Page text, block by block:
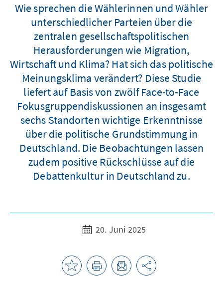
Wie sprechen die Wählerinnen und Wähler
unterschiedlicher Parteien über die
zentralen gesellschaftspolitischen
Herausforderungen wie Migration,
Wirtschaft und Klima? Hat sich das politische
Meinungsklima verändert? Diese Studie
liefert auf Basis von zwölf Face-to-Face
Fokusgruppendiskussionen an insgesamt
sechs Standorten wichtige Erkenntnisse
über die politische Grundstimmung in
Deutschland. Die Beobachtungen lassen
zudem positive Rückschlüsse auf die
Debattenkultur in Deutschland zu.
20. Juni 2025